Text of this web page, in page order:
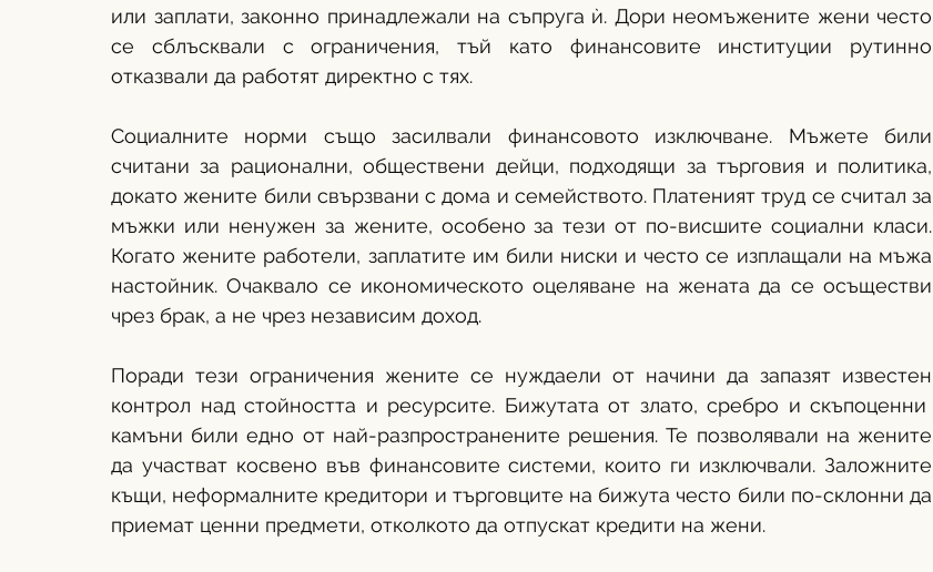
или заплати, законно принадлежали на съпруга ѝ. Дори неомъжените жени често
се сблъсквали с ограничения, тъй като финансовите институции рутинно
отказвали да работят директно с тях.
Социалните норми също засилвали финансовото изключване. Мъжете били
считани за рационални, обществени дейци, подходящи за търговия и политика,
докато жените били свързвани с дома и семейството. Платеният труд се считал за
мъжки или ненужен за жените, особено за тези от по-висшите социални класи.
Когато жените работели, заплатите им били ниски и често се изплащали на мъжа
настойник. Очаквало се икономическото оцеляване на жената да се осъществи
чрез брак, а не чрез независим доход.
Поради тези ограничения жените се нуждаели от начини да запазят известен
контрол над стойността и ресурсите. Бижутата от злато, сребро и скъпоценни
камъни били едно от най-разпространените решения. Те позволявали на жените
да участват косвено във финансовите системи, които ги изключвали. Заложните
къщи, неформалните кредитори и търговците на бижута често били по-склонни да
приемат ценни предмети, отколкото да отпускат кредити на жени.